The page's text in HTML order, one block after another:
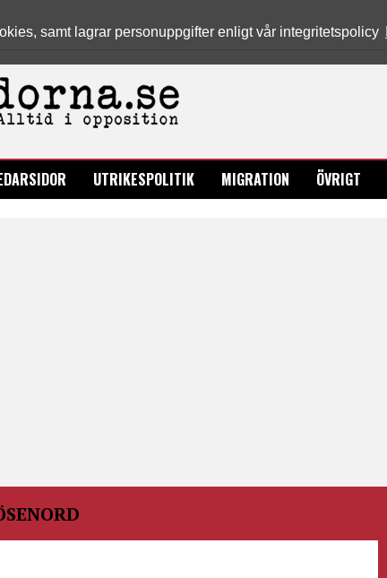
samt lagrar personuppgifter enligt vår integritetspolicy
UTRIKESPOLITIK MIGRATION ÖVRIGT